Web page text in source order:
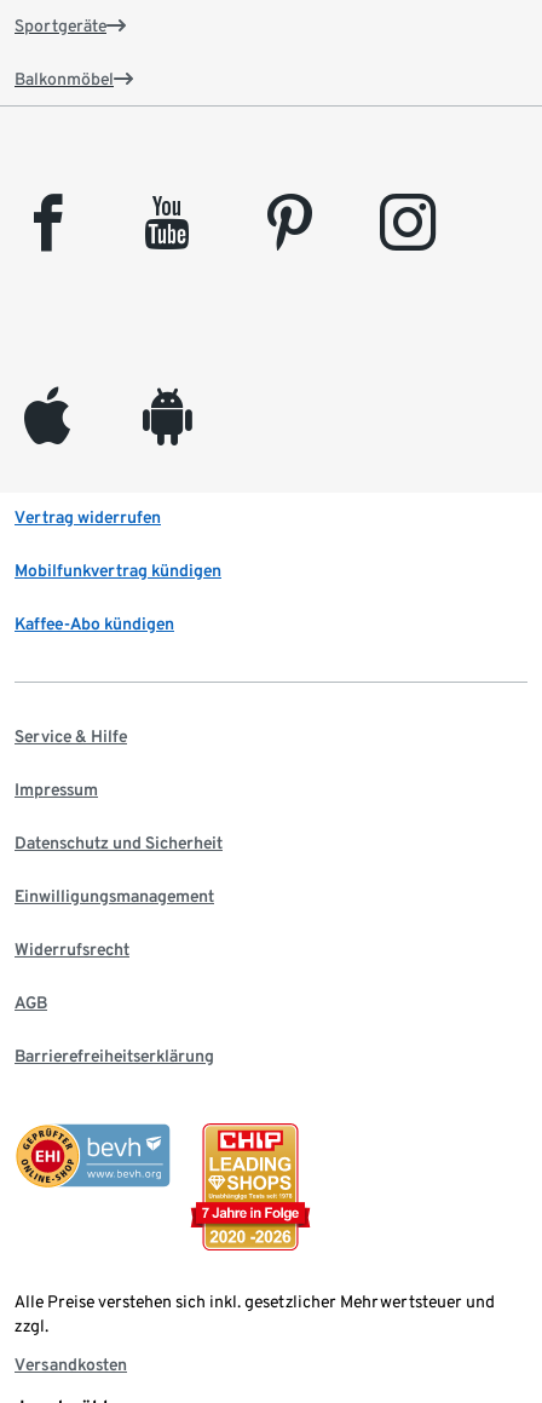
Sportgeräte
Balkonmöbel
facebook youtube pinterest instagram
appleinc android
Vertrag widerrufen
Mobilfunkvertrag kündigen
Kaffee-Abo kündigen
Service & Hilfe
Impressum
Datenschutz und Sicherheit
Einwilligungsmanagement
Widerrufsrecht
AGB
Barrierefreiheitserklärung
Alle Preise verstehen sich inkl. gesetzlicher Mehrwertsteuer und
zzgl.
Versandkosten